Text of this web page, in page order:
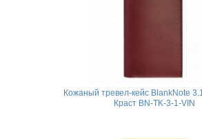
Кожаный тревел-кейс BlankNote
Краст BN-TK-3-1-VIN